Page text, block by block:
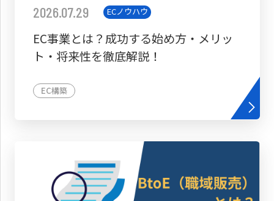
2026.07.29 ECノウハウ
EC事業とは？成功する始め方・メリッ
ト・将来性を徹底解説！
EC構築